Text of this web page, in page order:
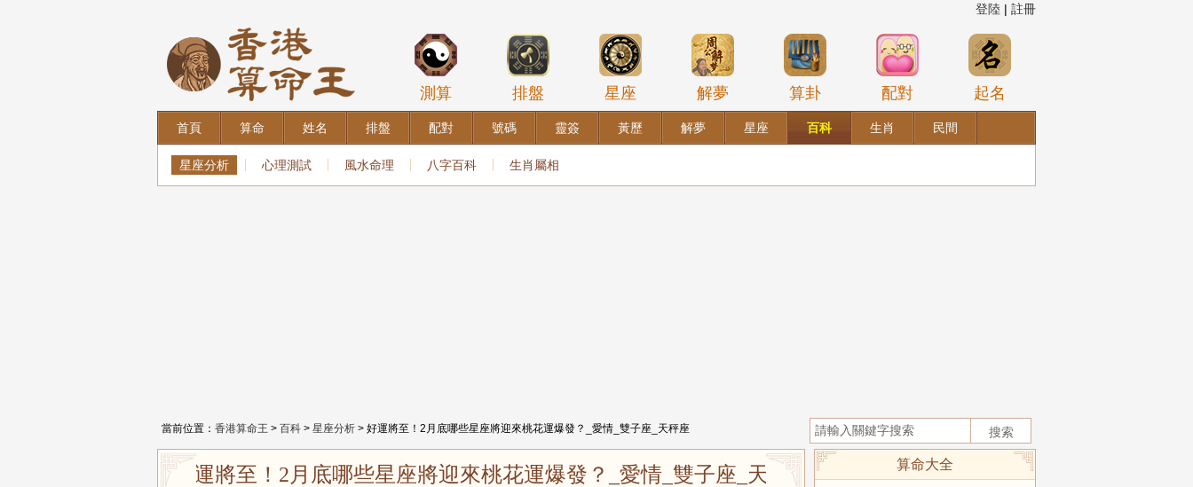
登陸 | 註冊
測算 排盤 星座 解夢 算卦 配對 起名
首頁 算命 姓名 排盤 配對 號碼 靈簽 黃歷 解夢 星座 百科 生肖 民間
星座分析 心理測試 風水命理 八字百科 生肖屬相
當前位置： 香港算命王 > 百科 > 星座分析 > 好運將至！2月底哪些星座將迎來桃花運爆發？_愛情_雙子座_天秤座
好運將至！2月底哪些星座將迎來桃花運爆發？_愛情_雙子座_天秤
算命大全